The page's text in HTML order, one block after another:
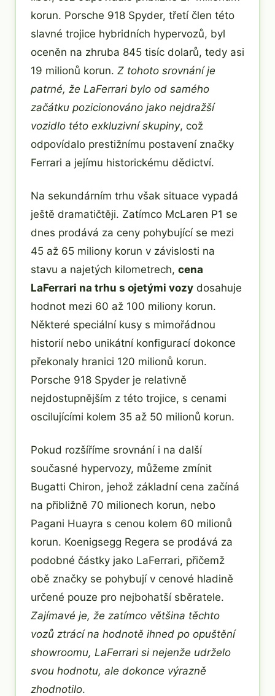
korun. Porsche 918 Spyder, třetí člen této
slavné trojice hybridních hypervozů, byl
oceněn na zhruba 845 tisíc dolarů, tedy asi
19 milionů korun. Z tohoto srovnání je
patrné, že LaFerrari bylo od samého
začátku pozicionováno jako nejdražší
vozidlo této exkluzivní skupiny, což
odpovídalo prestižnímu postavení značky
Ferrari a jejímu historickému dědictví.
Na sekundárním trhu však situace vypadá
ještě dramatičtěji. Zatímco McLaren P1 se
dnes prodává za ceny pohybující se mezi
45 až 65 miliony korun v závislosti na
stavu a najetých kilometrech, cena
LaFerrari na trhu s ojetými vozy dosahuje
hodnot mezi 60 až 100 miliony korun.
Některé speciální kusy s mimořádnou
historií nebo unikátní konfigurací dokonce
překonaly hranici 120 milionů korun.
Porsche 918 Spyder je relativně
nejdostupnějším z této trojice, s cenami
oscilujícími kolem 35 až 50 milionů korun.
Pokud rozšíříme srovnání i na další
současné hypervozy, můžeme zmínit
Bugatti Chiron, jehož základní cena začíná
na přibližně 70 milionech korun, nebo
Pagani Huayra s cenou kolem 60 milionů
korun. Koenigsegg Regera se prodává za
podobné částky jako LaFerrari, přičemž
obě značky se pohybují v cenové hladině
určené pouze pro nejbohatší sběratele.
Zajímavé je, že zatímco většina těchto
vozů ztrácí na hodnotě ihned po opuštění
showroomu, LaFerrari si nejenže udrželo
svou hodnotu, ale dokonce výrazně
zhodnotilo.